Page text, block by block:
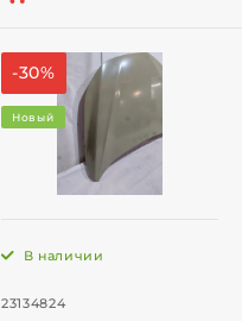
-30%
Новый
23134824
В наличии